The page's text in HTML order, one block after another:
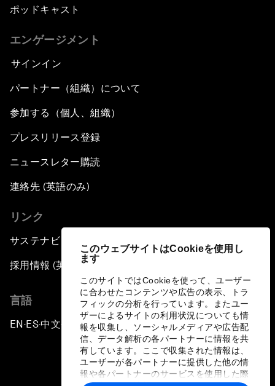
このウェブサイトはCookieを使用し
ます
このサイトではCookieを使って、ユーザー
に合わせたコンテンツや広告の表示、トラ
フィックの分析を行っています。またユー
ザーによるサイトの利用状況についても情
報を収集し、ソーシャルメディアや広告配
信、データ解析の各パートナーに情報を共
有しています。ここで収集された情報は、
ユーザーが各パートナーに提供した他の情
報や各パートナーのサービスを使用した際
ポッドキャスト
エンゲージメント
サインイン
パートナー（組織）について
参加する（個人、組織）
プレスリリース登録
ニュースレター購読
連絡先 (英語のみ)
リンク
サステナビリティへの取り組み
採用情報 (英語のみ)
言語
EN ▪ES▪中文▪ 日本語